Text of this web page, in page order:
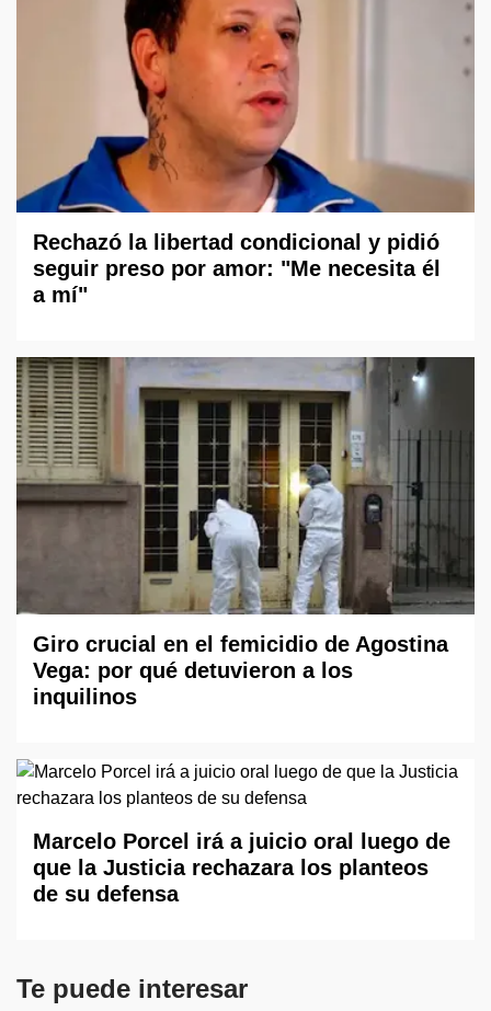
Rechazó la libertad condicional y pidió
seguir preso por amor: "Me necesita él
a mí"
Giro crucial en el femicidio de Agostina
Vega: por qué detuvieron a los
inquilinos
Marcelo Porcel irá a juicio oral luego de
que la Justicia rechazara los planteos
de su defensa
Te puede interesar